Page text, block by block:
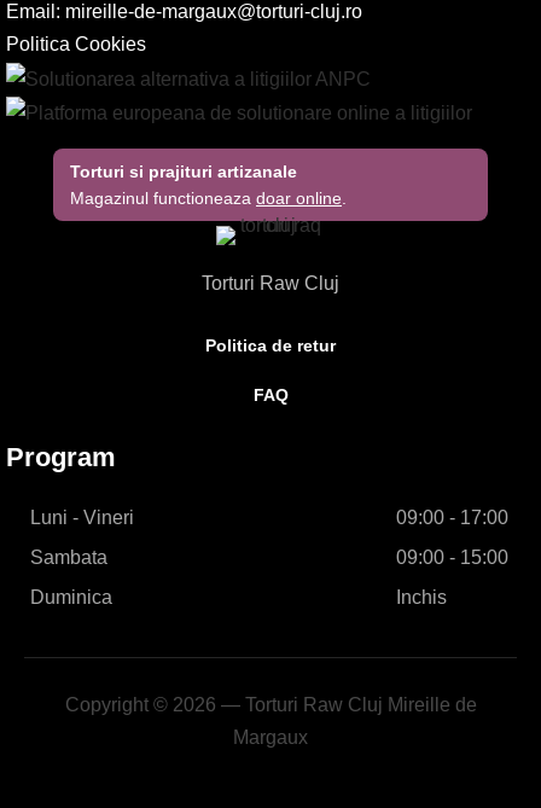
Email: mireille-de-margaux@torturi-cluj.ro
Politica Cookies
Torturi si prajituri artizanale
Magazinul functioneaza doar online
Torturi Raw Cluj
Politica de retur
FAQ
Program
Luni - Vineri
09:00 - 17:00
Sambata
09:00 - 15:00
Duminica
Inchis
Copyright © 2026 — Torturi Raw Cluj Mireille de
Margaux